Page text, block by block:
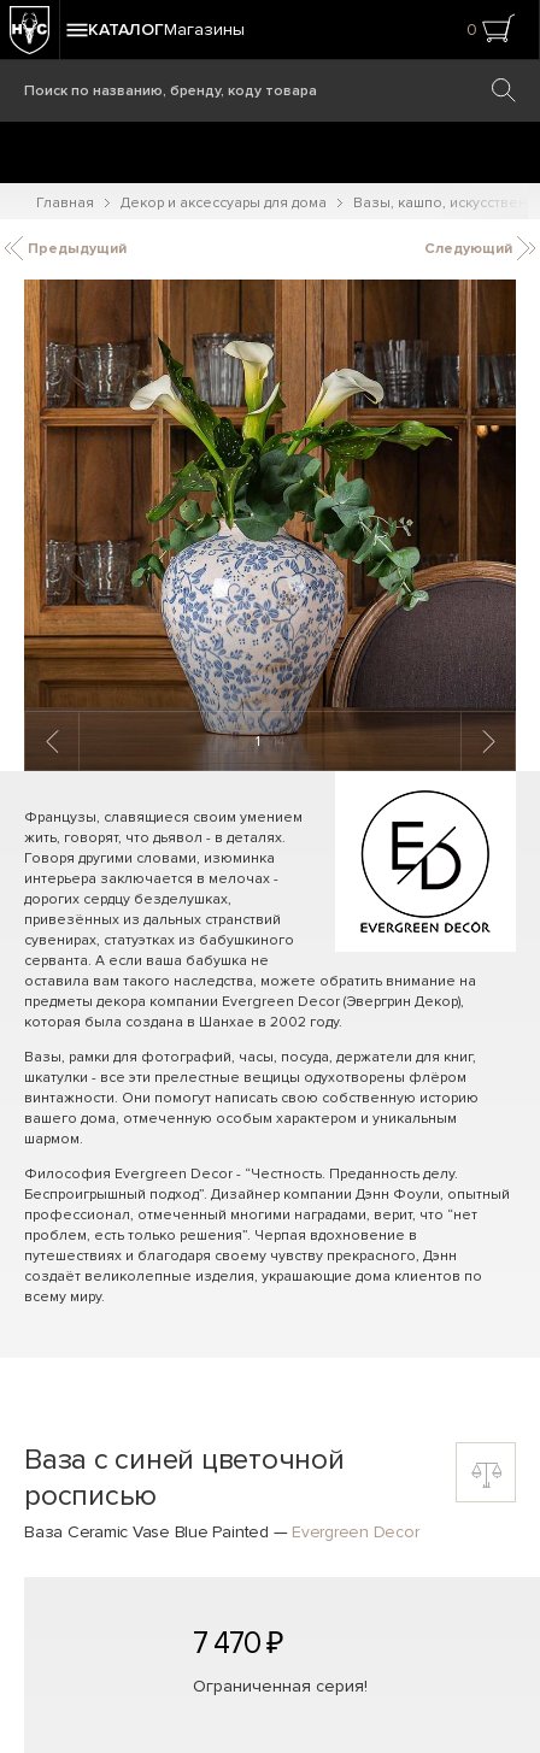
КАТАЛОГМагазины 0
Главная Декор и аксессуары для дома Вазы, кашпо,
Предыдущий Следующий
1/ 14
Французы, славящиеся своим умением
жить, говорят, что дьявол - в деталях.
Говоря другими словами, изюминка
интерьера заключается в мелочах -
дорогих сердцу безделушках,
привезённых из дальных странствий
сувенирах, статуэтках из бабушкиного
серванта. А если ваша бабушка не
оставила вам такого наследства, можете обратить внимание на
предметы декора компании Evergreen Decor (Эвергрин Декор),
которая была создана в Шанхае в 2002 году.
Вазы, рамки для фотографий, часы, посуда, держатели для книг,
шкатулки - все эти прелестные вещицы одухотворены флёром
винтажности. Они помогут написать свою собственную историю
вашего дома, отмеченную особым характером и уникальным
шармом.
Философия Evergreen Decor - “Честность. Преданность делу.
Беспроигрышный подход”. Дизайнер компании Дэнн Фоули, опытный
профессионал, отмеченный многими наградами, верит, что “нет
проблем, есть только решения”. Черпая вдохновение в
путешествиях и благодаря своему чувству прекрасного, Дэнн
создаёт великолепные изделия, украшающие дома клиентов по
всему миру.
Ваза с синей цветочной
росписью
Ваза Ceramic Vase Blue Painted — Evergreen Decor
7 470 ₽
Ограниченная серия!